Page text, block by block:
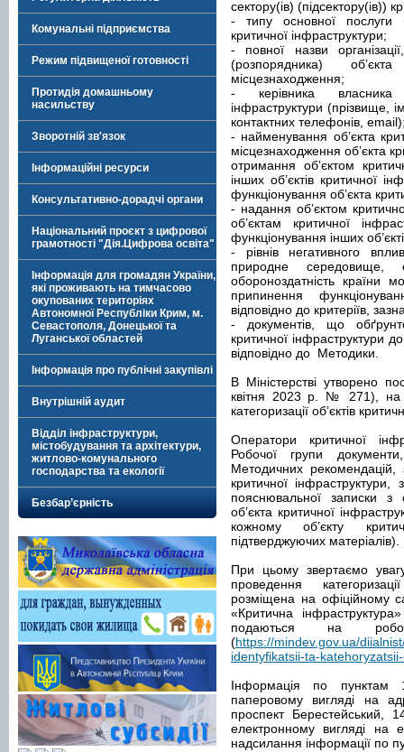
Комунальні підприємства
Режим підвищеної готовності
Протидія домашньому
насильству
Зворотній зв'язок
Інформаційні ресурси
Консультативно-дорадчі органи
Національний проєкт з цифрової
грамотності "Дія.Цифрова освіта"
Інформація для громадян України,
які проживають на тимчасово
окупованих територіях
Автономної Республіки Крим, м.
Севастополя, Донецької та
Луганської областей
Інформація про публічні закупівлі
Внутрішній аудит
Відділ інфраструктури,
містобудування та архітектури,
житлово-комунального
господарства та екології
Безбар’єрність
сектору(ів) (підсектору(ів))
- типу основної послуги
критичної інфраструктури;
- повної назви
(розпорядника)
місцезнаходження;
- керівника власника
інфраструктури (прізвище,
контактних телефонів,
- найменування об’єкта
місцезнаходження об’єкта
отримання об’єктом
інших об’єктів критичної
функціонування об’єкта
- надання об’єктом
об’єктам критичної
функціонування інших
- рівнів негативного
природне середовище,
обороноздатність країни
припинення
відповідно до критеріїв,
- документів, що
критичної інфраструктури
відповідно до Методики.
В Міністерстві утворено
квітня 2023 р. № 271), на
категоризації об’єктів
Оператори критичної
Робочої групи
Методичних рекомендацій,
критичної
пояснювальної записки з
об’єкта критичної
кожному об’єкту
підтверджуючих матеріалів).
При цьому звертаємо
проведення
розміщена на офіційному
«Критична
подаються на
(https://mindev.gov.ua/
identyfikatsii-ta-
Інформація по пунктам
паперовому вигляді на
проспект Берестейський,
електронному вигляді на
надсилання інформації по